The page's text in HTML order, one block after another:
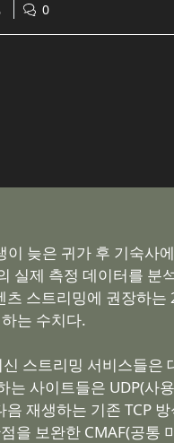
0
늦은 귀가 후 기숙사
실제 측정 데이터를 분
스트리밍에 권장하
는 수치다.
스트리밍 서비스들은
사이트들은 UDP(사
재생하는 기존 TCP
을 보완한 CMAF(공통